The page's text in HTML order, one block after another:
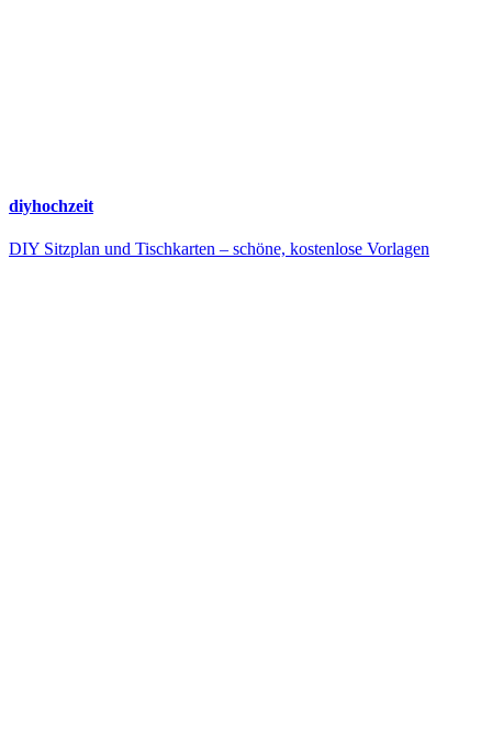
diyhochzeit
DIY Sitzplan und Tischkarten – schöne, kostenlose Vorlagen